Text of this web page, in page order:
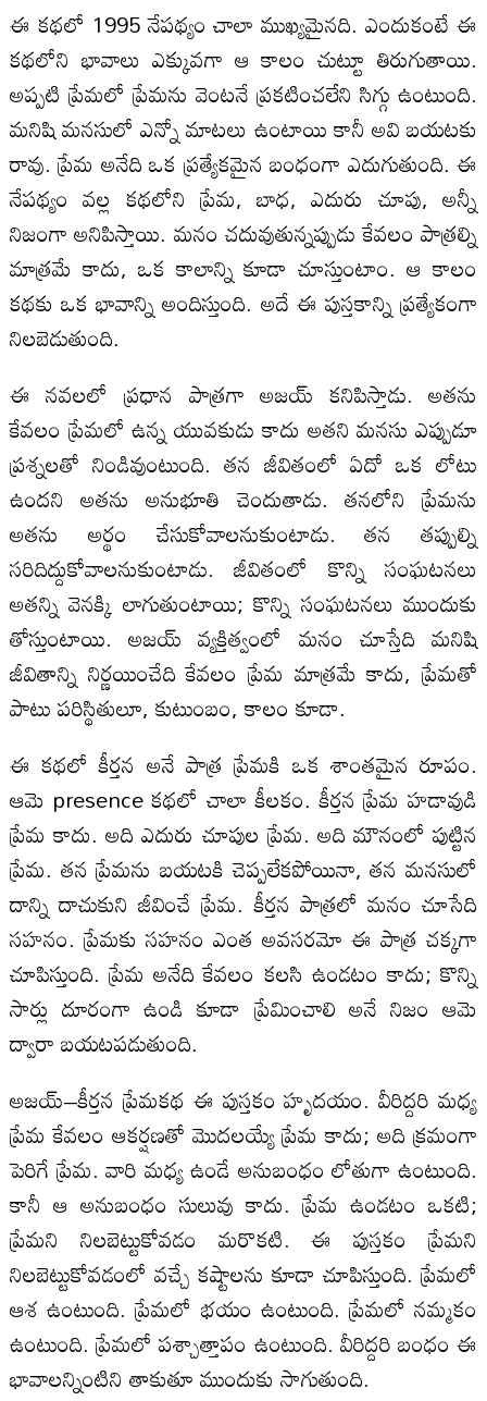
ఈ కథలో 1995 నేపథ్యం చాలా ముఖ్యమైనది. ఎందుకంటే ఈ
కథలోని భావాలు ఎక్కువగా ఆ కాలం చుట్టూ తిరుగుతాయి.
అప్పటి ప్రేమలో ప్రేమను వెంటనే ప్రకటించలేని సిగ్గు ఉంటుంది.
మనిషి మనసులో ఎన్నో మాటలు ఉంటాయి కానీ అవి బయటకు
రావు. ప్రేమ అనేది ఒక ప్రత్యేకమైన బంధంగా ఎదుగుతుంది. ఈ
నేపథ్యం వల్ల కథలోని ప్రేమ, బాధ, ఎదురు చూపు, అన్నీ
నిజంగా అనిపిస్తాయి. మనం చదువుతున్నప్పుడు కేవలం పాత్రల్ని
మాత్రమే కాదు, ఒక కాలాన్ని కూడా చూస్తుంటాం. ఆ కాలం
కథకు ఒక భావాన్ని అందిస్తుంది. అదే ఈ పుస్తకాన్ని ప్రత్యేకంగా
నిలబెడుతుంది.
ఈ నవలలో ప్రధాన పాత్రగా అజయ్ కనిపిస్తాడు. అతను
కేవలం ప్రేమలో ఉన్న యువకుడు కాదు అతని మనసు ఎప్పుడూ
ప్రశ్నలతో నిండివుంటుంది. తన జీవితంలో ఏదో ఒక లోటు
ఉందని అతను అనుభూతి చెందుతాడు. తనలోని ప్రేమను
అతను అర్థం చేసుకోవాలనుకుంటాడు. తన తప్పుల్ని
సరిదిద్దుకోవాలనుకుంటాడు. జీవితంలో కొన్ని సంఘటనలు
అతన్ని వెనక్కి లాగుతుంటాయి; కొన్ని సంఘటనలు ముందుకు
తోస్తుంటాయి. అజయ్ వ్యక్తిత్వంలో మనం చూస్తేది మనిషి
జీవితాన్ని నిర్ణయించేది కేవలం ప్రేమ మాత్రమే కాదు, ప్రేమతో
పాటు పరిస్థితులూ, కుటుంబం, కాలం కూడా.
ఈ కథలో కీర్తన అనే పాత్ర ప్రేమకి ఒక శాంతమైన రూపం.
ఆమె presence కథలో చాలా కీలకం. కీర్తన ప్రేమ హడావుడి
ప్రేమ కాదు. అది ఎదురు చూపుల ప్రేమ. అది మౌనంలో పుట్టిన
ప్రేమ. తన ప్రేమను బయటకి చెప్పలేకపోయినా, తన మనసులో
దాన్ని దాచుకుని జీవించే ప్రేమ. కీర్తన పాత్రలో మనం చూసేది
సహనం. ప్రేమకు సహనం ఎంత అవసరమో ఈ పాత్ర చక్కగా
చూపిస్తుంది. ప్రేమ అనేది కేవలం కలసి ఉండటం కాదు; కొన్ని
సార్లు దూరంగా ఉండి కూడా ప్రేమించాలి అనే నిజం ఆమె
ద్వారా బయటపడుతుంది.
అజయ్–కీర్తన ప్రేమకథ ఈ పుస్తకం హృదయం. వీరిద్దరి మధ్య
ప్రేమ కేవలం ఆకర్షణతో మొదలయ్యే ప్రేమ కాదు; అది క్రమంగా
పెరిగే ప్రేమ. వారి మధ్య ఉండే అనుబంధం లోతుగా ఉంటుంది.
కానీ ఆ అనుబంధం సులువు కాదు. ప్రేమ ఉండటం ఒకటి;
ప్రేమని నిలబెట్టుకోవడం మరొకటి. ఈ పుస్తకం ప్రేమని
నిలబెట్టుకోవడంలో వచ్చే కష్టాలను కూడా చూపిస్తుంది. ప్రేమలో
ఆశ ఉంటుంది. ప్రేమలో భయం ఉంటుంది. ప్రేమలో నమ్మకం
ఉంటుంది. ప్రేమలో పశ్చాత్తాపం ఉంటుంది. వీరిద్దరి బంధం ఈ
భావాలన్నింటిని తాకుతూ ముందుకు సాగుతుంది.